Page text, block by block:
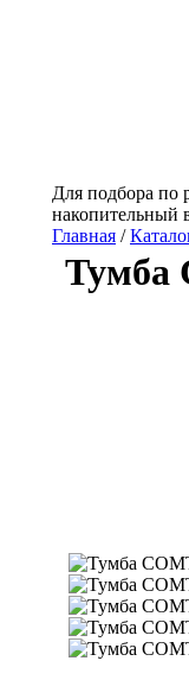
Для подбора по
накопительный
Главная /
Тумба